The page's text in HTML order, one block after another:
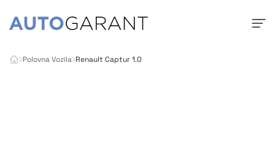
Polovna Vozila Renault Captur 1.0